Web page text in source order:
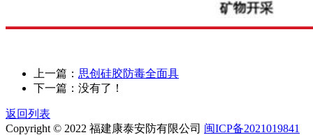
上一篇： 思创硅胶防毒全面具
下一篇： 没有了！
返回列表
Copyright © 2022 福建康泰安防有限公司 闽ICP备2021019841